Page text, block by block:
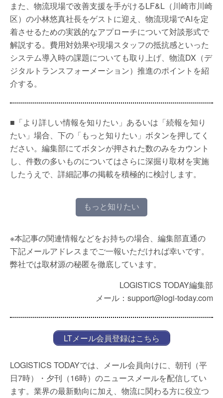
また、物流現場で改善支援を手がけるLF&L（川崎市川崎
区）の小林悠真社長をゲストに迎え、物流現場でAIを定
着させるための実践的なアプローチについて対談形式で
解説する。費用対効果や現場スタッフの抵抗感といった
システム導入時の課題についても取り上げ、物流DX（デ
ジタルトランスフォーメーション）推進のポイントを紹
介する。
■「より詳しい情報を知りたい」あるいは「続報を知り
たい」場合、下の「もっと知りたい」ボタンを押してく
ださい。編集部にてボタンが押された数のみをカウント
し、件数の多いものについてはさらに深掘り取材を実施
したうえで、詳細記事の掲載を積極的に検討します。
もっと知りたい
※本記事の関連情報などをお持ちの場合、編集部直通の
下記メールアドレスまでご一報いただければ幸いです。
弊社では取材源の秘匿を徹底しています。
LOGISTICS TODAY編集部
メール：support@logi-today.com
LTメール会員登録はこちら
LOGISTICS TODAYでは、メール会員向けに、朝刊（平
日7時）・夕刊（16時）のニュースメールを配信してい
ます。業界の最新動向に加え、物流に関わる方に役立つ